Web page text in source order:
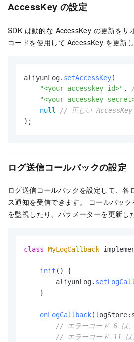
AccessKey の設定
SDK は動的な AccessKey の更新をサ
コードを使用して AccessKey を更新し
aliyunLog. setAccessKey(
"<your accesskey id>" ,
"<your accesskey
null
// 正しい AccessKey
);
ログ送信コールバックの設定
ログ送信コールバックを設定して、各
ス通知を受信できます。 コールバッ
を監視したり、パラメーターを更新し
class MyLogCallback
init ( ) {
        aliyunLog.
    }
onLogCallback(
// エラーコード 6 は、
// エラーコード 11 は